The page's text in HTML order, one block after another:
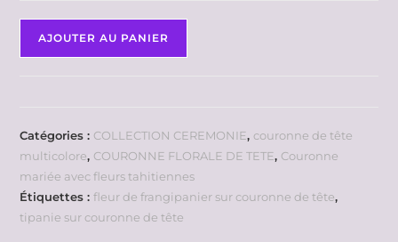
AJOUTER AU PANIER
Catégories : COLLECTION CEREMONIE, couronne de tête
multicolore, COURONNE FLORALE DE TETE, Couronne
mariée avec fleurs tahitiennes
Étiquettes :fleur de frangipanier sur couronne de tête,
tipanie sur couronne de tête